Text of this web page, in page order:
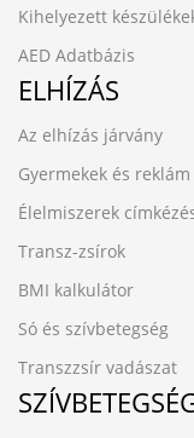
Kihelyezett
AED Adatbázis
ELHÍZÁS
Az elhízás járvány
Gyermekek és reklám
Élelmiszerek
Transz-zsírok
BMI kalkulátor
Só és szívbetegség
Transzzsír vadászat